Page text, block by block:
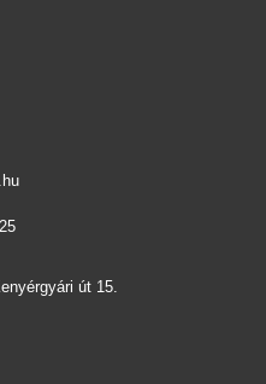
út 15.